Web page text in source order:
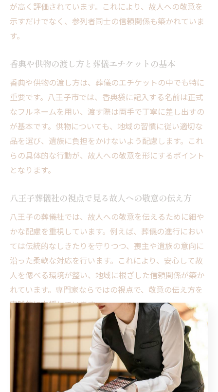
が高く評価されています。これにより、故人への敬意を
示すだけでなく、参列者同士の信頼関係も築かれていま
す。
香典や供物の渡し方と葬儀エチケットの基本
香典や供物の渡し方は、葬儀のエチケットの中でも特に
重要です。八王子市では、香典袋に記入する名前は正式
なフルネームを用い、渡す際は両手で丁寧に差し出すの
が基本です。供物についても、地域の習慣に従い適切な
品を選び、遺族に負担をかけないよう配慮します。これ
らの具体的な行動が、故人への敬意を形にするポイント
となります。
八王子葬儀社の視点で見る故人への敬意の伝え方
八王子の葬儀社では、故人への敬意を伝えるために細や
かな配慮を重視しています。例えば、葬儀の進行におい
ては伝統的なしきたりを守りつつ、喪主や遺族の意向に
沿った柔軟な対応を行います。これにより、安心して故
人を偲べる環境が整い、地域に根ざした信頼関係が築か
れています。専門家ならではの視点で、敬意の伝え方を
実践的に支援しています。
安心して故人を偲べる八王子の葬儀マナー
八王子市の葬儀マナーは、故人を安心して偲ぶための基
本として、服装・言葉遣い・行動の調和が求められま
す。例えば、参列者は静かな態度を保ち、葬儀の流れを